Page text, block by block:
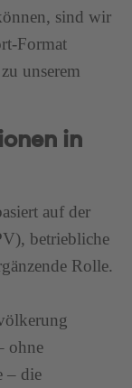
sind wir
Format
unserem
in
auf der
betriebliche
Rolle.
ohne
– die